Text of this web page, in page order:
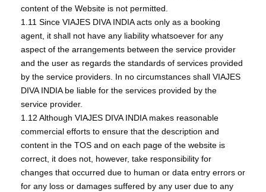
content of the Website is not permitted.
1.11 Since VIAJES DIVA INDIA acts only as a booking
agent, it shall not have any liability whatsoever for any
aspect of the arrangements between the service provider
and the user as regards the standards of services provided
by the service providers. In no circumstances shall VIAJES
DIVA INDIA be liable for the services provided by the
service provider.
1.12 Although VIAJES DIVA INDIA makes reasonable
commercial efforts to ensure that the description and
content in the TOS and on each page of the website is
correct, it does not, however, take responsibility for
changes that occurred due to human or data entry errors or
for any loss or damages suffered by any user due to any